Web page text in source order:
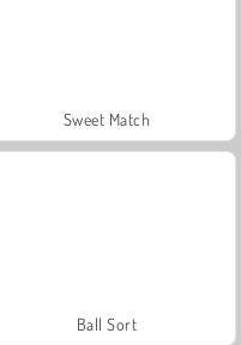
Sweet Match
Ball Sort